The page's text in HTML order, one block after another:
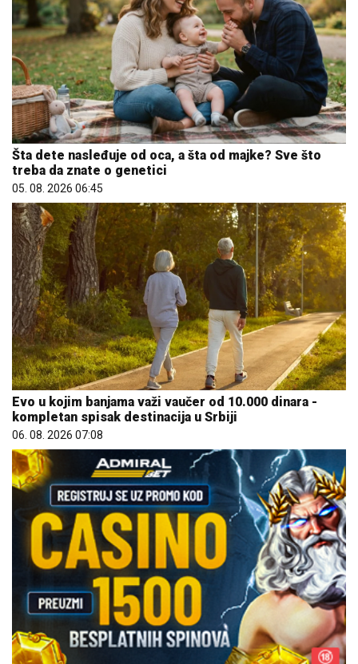
Šta dete nasleđuje od oca, a šta od majke? Sve što
treba da znate o genetici
05. 08. 2026 06:45
Evo u kojim banjama važi vaučer od 10.000 dinara -
kompletan spisak destinacija u Srbiji
06. 08. 2026 07:08